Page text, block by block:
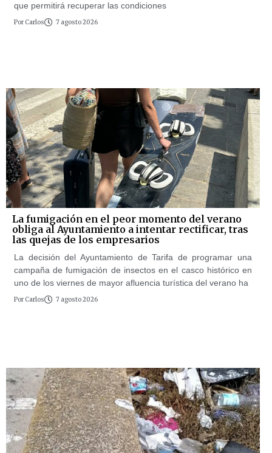
que permitirá recuperar las condiciones
Por Carlos 7 agosto 2026
La fumigación en el peor momento del verano
obliga al Ayuntamiento a intentar rectificar, tras
las quejas de los empresarios
La decisión del Ayuntamiento de Tarifa de programar una
campaña de fumigación de insectos en el casco histórico en
uno de los viernes de mayor afluencia turística del verano ha
Por Carlos 7 agosto 2026